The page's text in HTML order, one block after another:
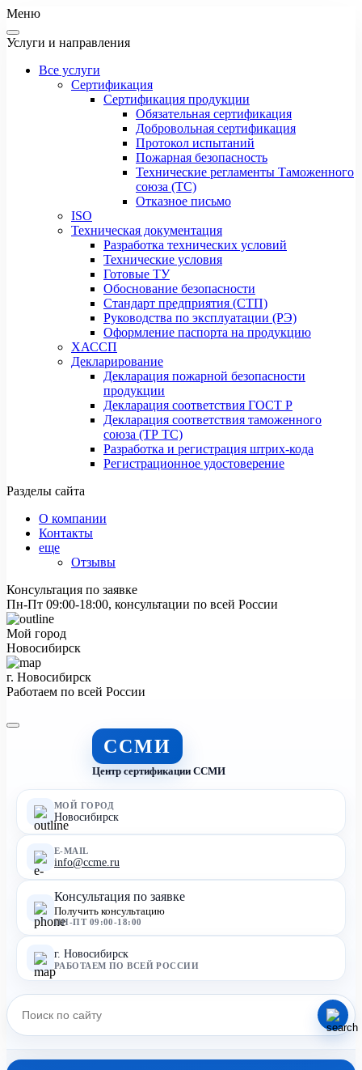
Меню
Услуги и направления
Все услуги
Сертификация
Сертификация продукции
Обязательная сертификация
Добровольная сертификация
Протокол испытаний
Пожарная безопасность
Технические регламенты Таможенного
союза (ТС)
Отказное письмо
ISO
Техническая документация
Разработка технических условий
Технические условия
Готовые ТУ
Обоснование безопасности
Стандарт предприятия (СТП)
Руководства по эксплуатации (РЭ)
Оформление паспорта на продукцию
ХАССП
Декларирование
Декларация пожарной безопасности
продукции
Декларация соответствия ГОСТ Р
Декларация соответствия таможенного
союза (ТР ТС)
Разработка и регистрация штрих-кода
Регистрационное удостоверение
Разделы сайта
О компании
Контакты
еще
Отзывы
Консультация по заявке
Пн-Пт 09:00-18:00, консультации по всей России
Мой город
Новосибирск
г. Новосибирск
Работаем по всей России
ССМИ
Центр сертификации ССМИ
МОЙ ГОРОД
Новосибирск
E-MAIL
info@ccme.ru
Консультация по заявке
Получить консультацию
ПН-ПТ 09:00-18:00
г. Новосибирск
РАБОТАЕМ ПО ВСЕЙ РОССИИ